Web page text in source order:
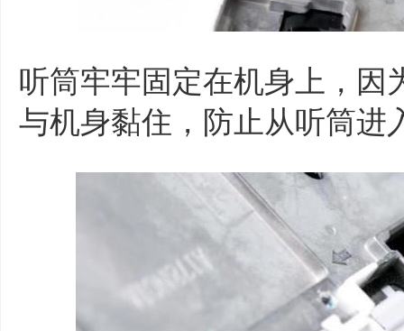
听筒牢牢固定在机身上，因
与机身黏住，防止从听筒进